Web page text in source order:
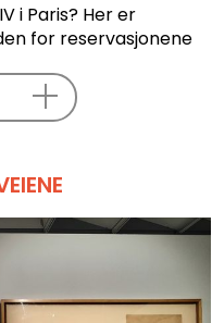
i Paris? Her er
for reservasjonene